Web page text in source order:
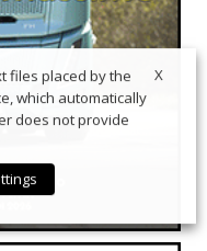
X
files placed by the
which automatically
does not provide